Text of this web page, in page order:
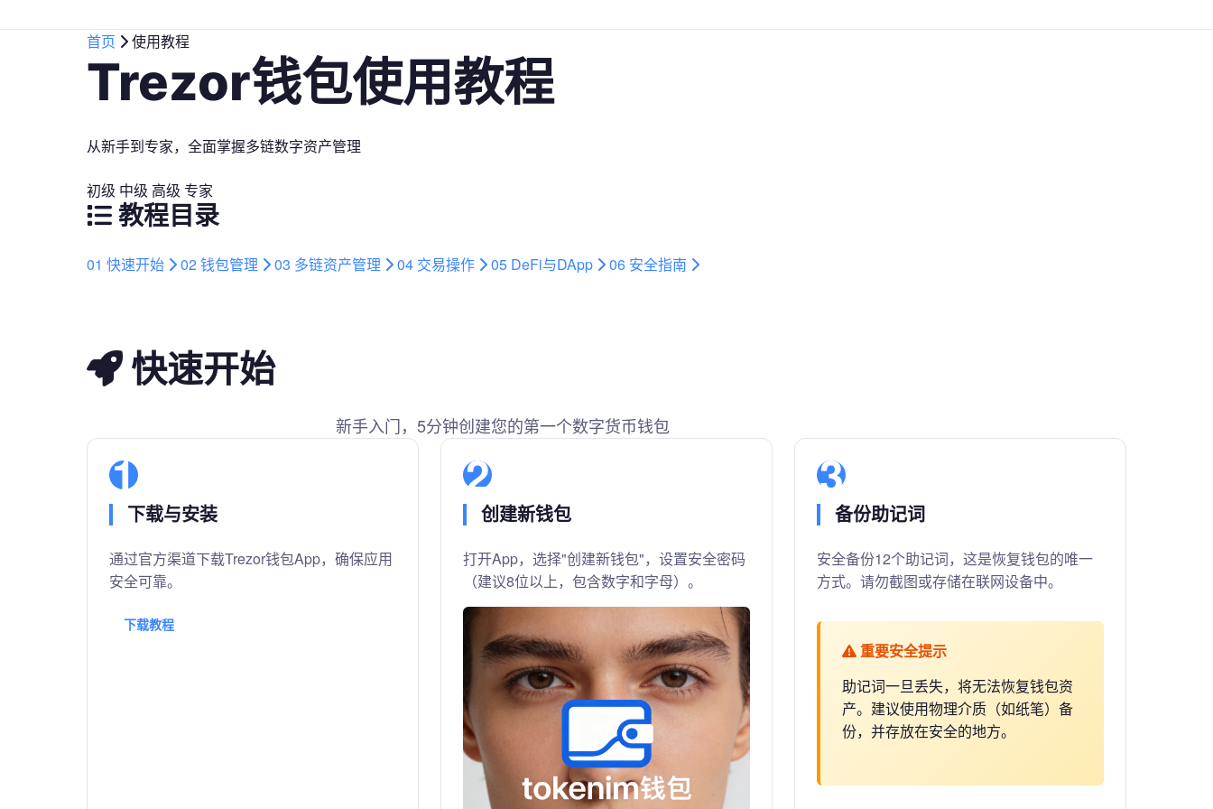
首页 使用教程
Trezor钱包使用教程
从新手到专家，全面掌握多链数字资产管理
初级 中级 高级 专家
教程目录
01 快速开始 02 钱包管理 03 多链资产管理 04 交易操作 05 DeFi与DApp 06 安全指南
快速开始
新手入门，5分钟创建您的第一个数字货币钱包
1
下载与安装
通过官方渠道下载Trezor钱包App，确保应用
安全可靠。
下载教程
2
创建新钱包
打开App，选择"创建新钱包"，设置安全密码
（建议8位以上，包含数字和字母）。
3
备份助记词
安全备份12个助记词，这是恢复钱包的唯一
方式。请勿截图或存储在联网设备中。
重要安全提示
助记词一旦丢失，将无法恢复钱包资
产。建议使用物理介质（如纸笔）备
份，并存放在安全的地方。